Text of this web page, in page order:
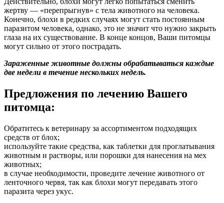
жертву — «перепрыгнув» с тела животного на человека.
Конечно, блохи в редких случаях могут стать постоянным
паразитом человека, однако, это не значит что нужно закрыть
глаза на их существование. В конце концов, Ваши питомцы
могут сильно от этого пострадать.
Зараженные животные должны обрабатываться каждые
две недели в течение нескольких недель.
Предложения по лечению Вашего
питомца:
Обратитесь к ветеринару за ассортиментом подходящих
средств от блох;
используйте такие средства, как таблетки для проглатывания
животным и растворы, или порошки для нанесения на мех
животных;
в случае необходимости, проведите лечение животного от
ленточного червя, так как блохи могут передавать этого
паразита через укус.